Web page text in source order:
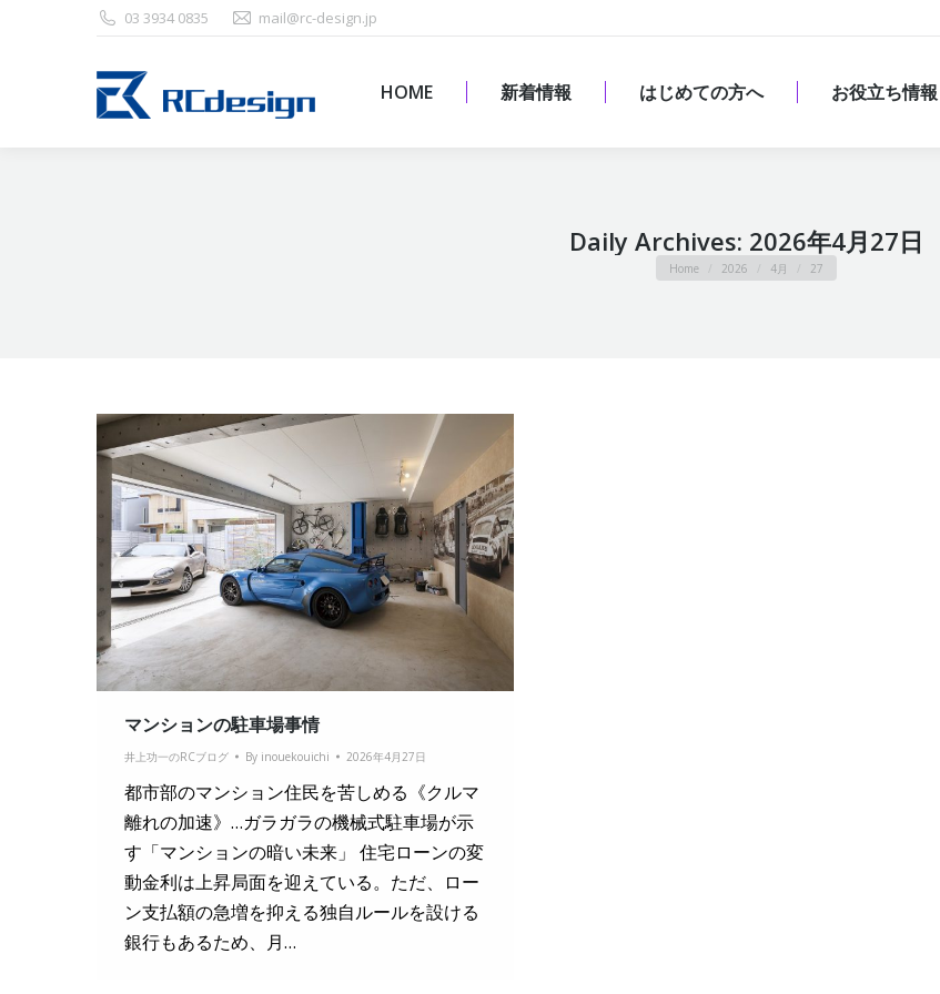
03 3934 0835 mail@rc-design.jp
HOME 新着情報 はじめての方へ お役立ち情報
Daily Archives: 2026年4月27日
You are here:
Home 2026 4月 27
マンションの駐車場事情
井上功一のRCブログ By inouekouichi 2026年4月27日
都市部のマンション住民を苦しめる《クルマ
離れの加速》…ガラガラの機械式駐車場が示
す「マンションの暗い未来」 住宅ローンの変
動金利は上昇局面を迎えている。ただ、ロー
ン支払額の急増を抑える独自ルールを設ける
銀行もあるため、月…
HOME 新着情報 はじめての方へ お役立ち情報